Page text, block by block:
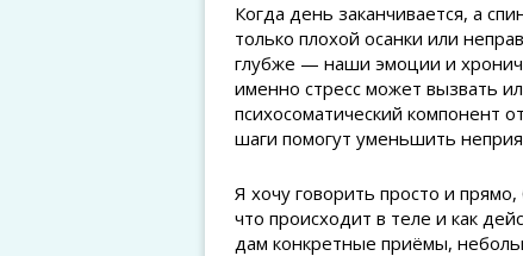
Когда день заканчивается, а
только плохой осанки или
глубже — наши эмоции и
именно стресс может вызвать
психосоматический компонент
шаги помогут уменьшить
Я хочу говорить просто и
что происходит в теле и как
дам конкретные приёмы,